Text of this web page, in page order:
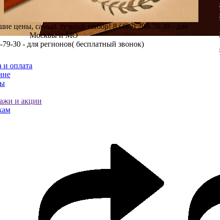
цены, самый лучший выбор! 8 (499) 290-79-30 - для
Москвы и МО
79-30 - для регионов( бесплатный звонок)
и оплата
и акции